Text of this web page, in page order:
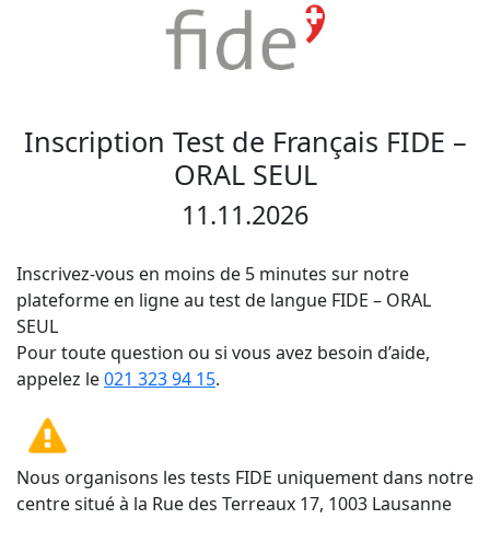
Inscription Test de Français FIDE –
ORAL SEUL
11.11.2026
Inscrivez-vous en moins de 5 minutes sur notre
plateforme en ligne au test de langue FIDE – ORAL
SEUL
Pour toute question ou si vous avez besoin d’aide,
appelez le021 323 94 15.
Nous organisons les tests FIDE uniquement dans notre
centre situé à la Rue des Terreaux 17, 1003 Lausanne